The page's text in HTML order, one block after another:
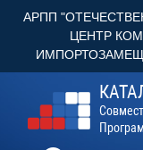
АРПП
ЦЕНТР